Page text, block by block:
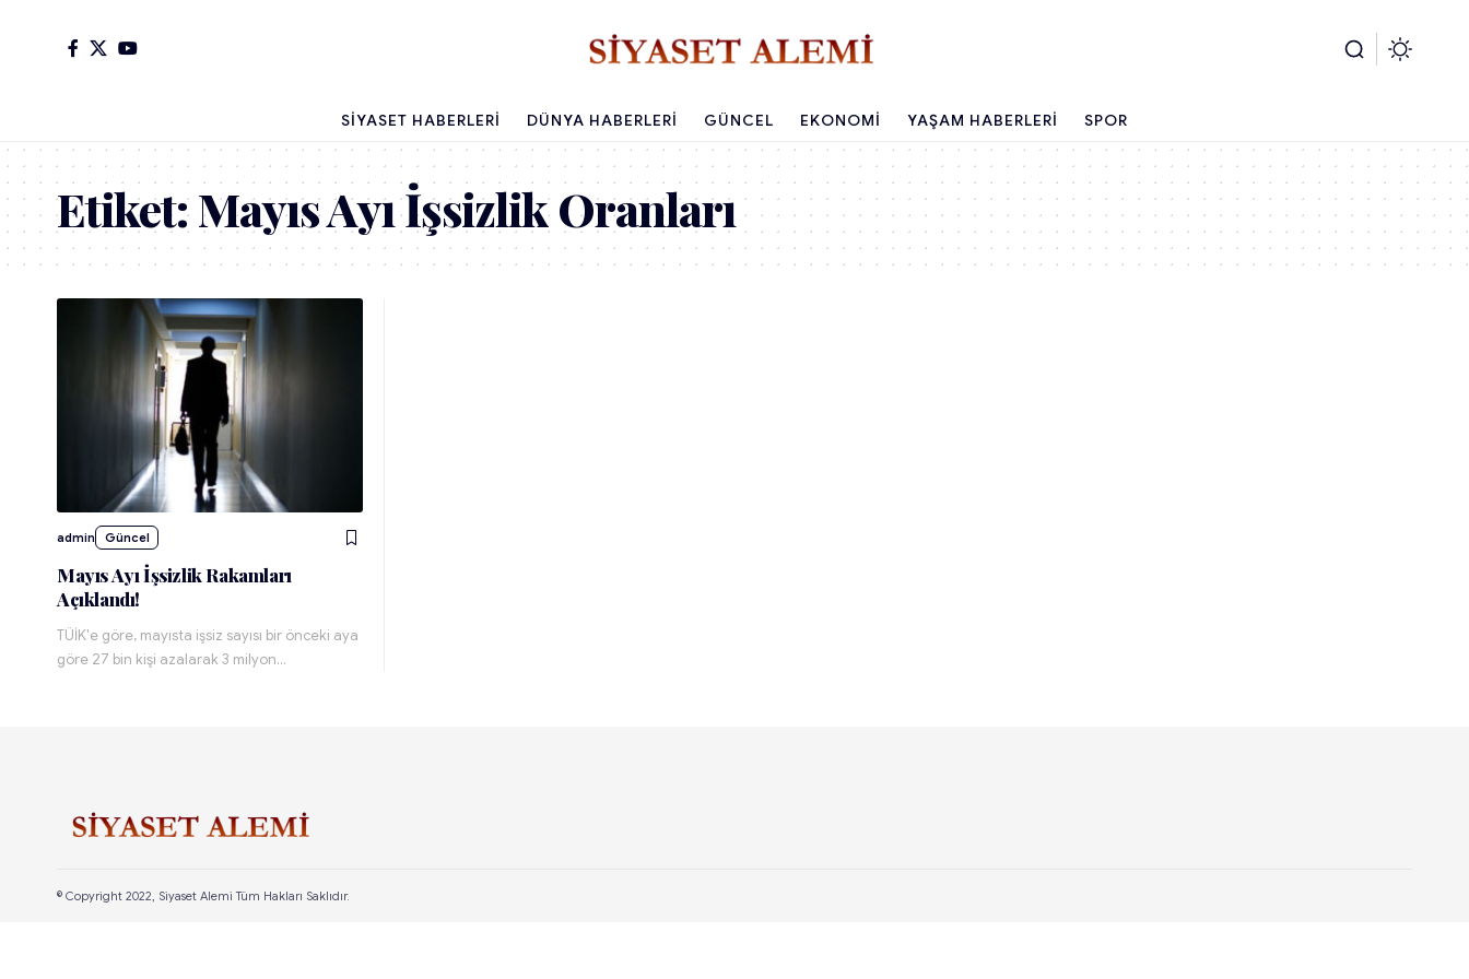
SIYASET HABERLERI DÜNYA HABERLERI GÜNCEL EKONOMI YAŞAM HABERLERI SPOR
Etiket:Mayıs Ayı İşsizlik Oranları
admin Güncel
Mayıs Ayı İşsizlik Rakamları
Açıklandı!
TÜİK'e göre, mayısta işsiz sayısı bir önceki aya
göre 27 bin kişi azalarak 3 milyon…
© Copyright 2022, Siyaset Alemi Tüm Hakları Saklıdır.